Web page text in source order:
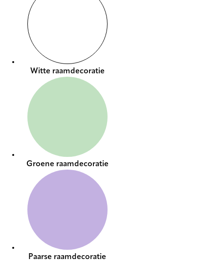
Witte raamdecoratie
Groene raamdecoratie
Paarse raamdecoratie